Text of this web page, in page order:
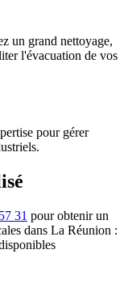
un grand nettoyage,
l'évacuation de vos
pour gérer
31 pour obtenir un
dans La Réunion :